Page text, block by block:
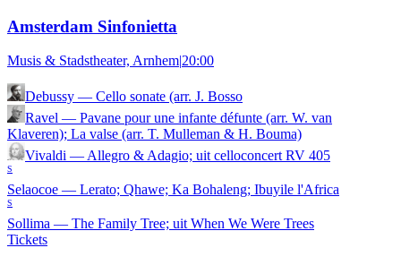
Amsterdam Sinfonietta
Musis & Stadstheater, Arnhem|20:00
Debussy — Cello sonate (arr. J. Bosso
Ravel — Pavane pour une infante défunte (arr. W. van
Klaveren); La valse (arr. T. Mulleman & H. Bouma)
Vivaldi —Allegro & Adagio; uit celloconcert RV 405
S
Selaocoe — Lerato; Qhawe; Ka Bohaleng; Ibuyile l'Africa
S
Sollima — The Family Tree; uit When We Were Trees
Tickets